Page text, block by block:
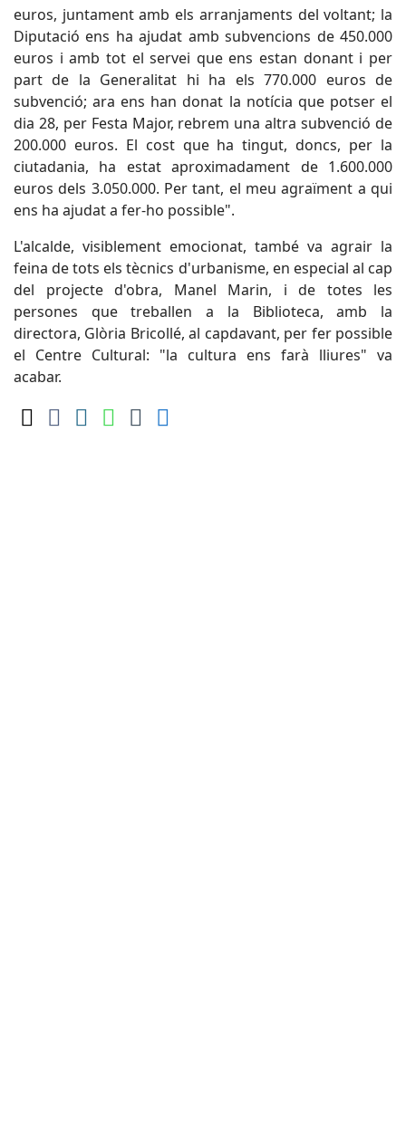
euros, juntament amb els arranjaments del voltant; la
Diputació ens ha ajudat amb subvencions de 450.000
euros i amb tot el servei que ens estan donant i per
part de la Generalitat hi ha els 770.000 euros de
subvenció; ara ens han donat la notícia que potser el
dia 28, per Festa Major, rebrem una altra subvenció de
200.000 euros. El cost que ha tingut, doncs, per la
ciutadania, ha estat aproximadament de 1.600.000
euros dels 3.050.000. Per tant, el meu agraïment a qui
ens ha ajudat a fer-ho possible".
L'alcalde, visiblement emocionat, també va agrair la
feina de tots els tècnics d'urbanisme, en especial al cap
del projecte d'obra, Manel Marin, i de totes les
persones que treballen a la Biblioteca, amb la
directora, Glòria Bricollé, al capdavant, per fer possible
el Centre Cultural: "la cultura ens farà lliures" va
acabar.